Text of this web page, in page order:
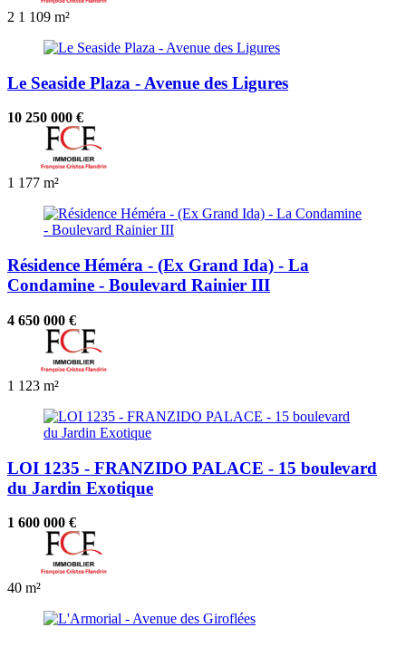
2 1 109 m²
Le Seaside Plaza - Avenue des Ligures
10 250 000 €
1 177 m²
Résidence Héméra - (Ex Grand Ida) - La
Condamine - Boulevard Rainier III
4 650 000 €
1 123 m²
LOI 1235 - FRANZIDO PALACE - 15 boulevard
du Jardin Exotique
1 600 000 €
40 m²